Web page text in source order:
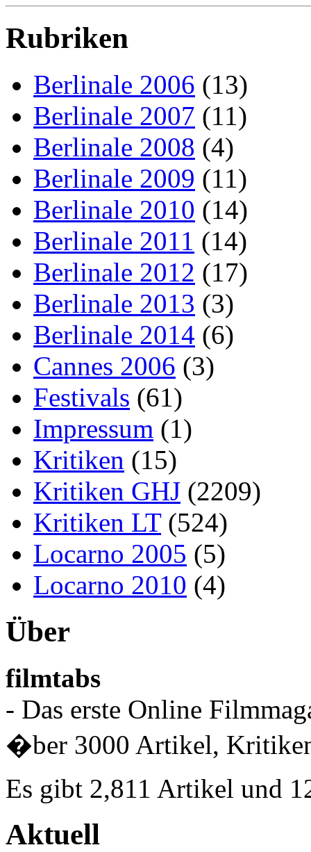
Rubriken
Berlinale 2006 (13)
Berlinale 2007 (11)
Berlinale 2008 (4)
Berlinale 2009 (11)
Berlinale 2010 (14)
Berlinale 2011 (14)
Berlinale 2012 (17)
Berlinale 2013 (3)
Berlinale 2014 (6)
Cannes 2006 (3)
Festivals (61)
Impressum (1)
Kritiken (15)
Kritiken GHJ (2209)
Kritiken LT(524)
Locarno 2005 (5)
Locarno 2010 (4)
Über
filmtabs
- Das erste Online
�ber 3000 Artikel,
Es gibt 2,811 Artikel und
Aktuell